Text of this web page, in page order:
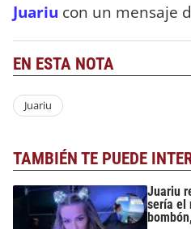
Juariu con un mensaje
EN ESTA NOTA
Juariu
TAMBIÉN TE PUEDE
Juariu
sería el